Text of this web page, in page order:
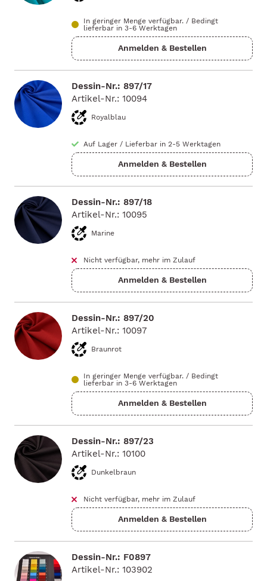
In geringer Menge verfügbar. / Bedingt
lieferbar in 3-6 Werktagen
Dessin-Nr.: 897/17
Artikel-Nr.: 10094
Royalblau
Auf Lager / Lieferbar in 2-5 Werktagen
Dessin-Nr.: 897/18
Artikel-Nr.: 10095
Marine
Nicht verfügbar, mehr im Zulauf
Dessin-Nr.: 897/20
Artikel-Nr.: 10097
Braunrot
In geringer Menge verfügbar. / Bedingt
lieferbar in 3-6 Werktagen
Dessin-Nr.: 897/23
Artikel-Nr.: 10100
Dunkelbraun
Nicht verfügbar, mehr im Zulauf
Dessin-Nr.: F0897
Artikel-Nr.: 103902